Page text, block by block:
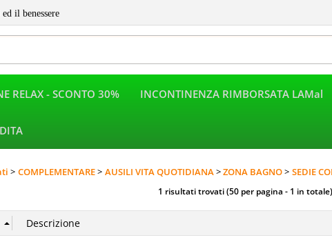
il benessere
RELAX - SCONTO 30% INCONTINENZA RIMBORSATA LAMal
COMPLEMENTARE AUSILI VITA QUOTIDIANA ZONA BAGNO SEDIE
1 risultati trovati (50 per pagina - 1 in totale)